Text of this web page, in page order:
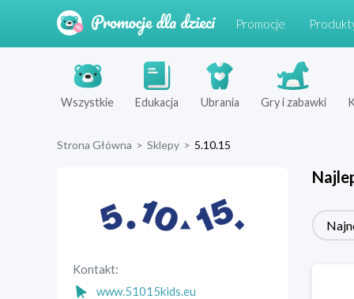
Promocje
Wszystkie Edukacja Ubrania Gry i zabawki
Strona Główna > Sklepy > 5.10.15
Kontakt:
www.51015kids.eu